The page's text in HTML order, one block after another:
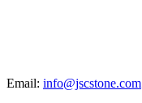
Email: info@jscstone.com